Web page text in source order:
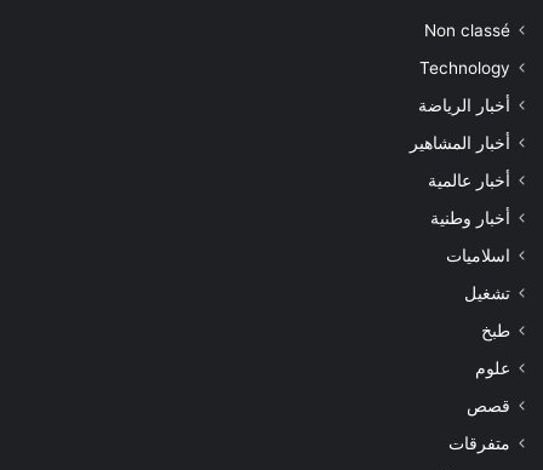
Non classé
Technology
أخبار الرياضة
أخبار المشاهير
أخبار عالمية
أخبار وطنية
اسلاميات
تشغيل
طبخ
علوم
قصص
متفرقات